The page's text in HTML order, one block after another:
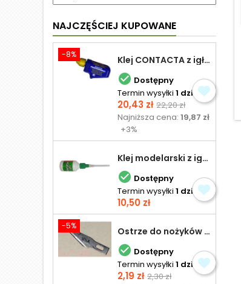
NAJCZĘŚCIEJ KUPOWANE
-8% Klej CONTACTA z igłą do plastiku 25,0 g
 Dostępny
Termin wysyłki 1 dzień
Cena
20,43 zł Cena
podstawowa
22,20 zł
Najniższa cena:19,87 zł
+3%
Klej modelarski z igłą 30 ml
 Dostępny
Termin wysyłki 1 dzień
Cena
10,50 zł
-5% Ostrze do nożyków Excel
 Dostępny
Termin wysyłki 1 dzień
Cena
2,19 zł Cena
2,30 zł